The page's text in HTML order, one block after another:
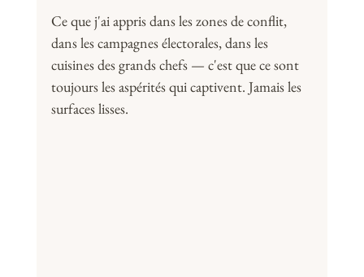
Ce que j'ai appris dans les zones de conflit,
dans les campagnes électorales, dans les
cuisines des grands chefs — c'est que ce sont
toujours les aspérités qui captivent. Jamais les
surfaces lisses.